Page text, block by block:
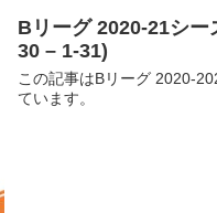
Bリーグ 2020-21シ
30 – 1-31)
この記事はBリーグ 2020-
ています。